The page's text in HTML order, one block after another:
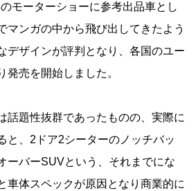
モーターショーに参考出品車とし
マンガの中から飛び出してきたよう
デザインが評判となり、各国のユー
発売を開始しました。
話題性抜群であったものの、実際に
と、2ドア2シーターのノッチバッ
ーバーSUVという、それまでにな
車体スペックが原因となり商業的に